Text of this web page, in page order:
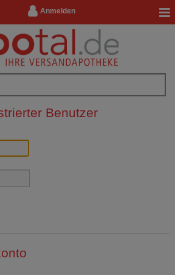
Anmelden
Benutzer